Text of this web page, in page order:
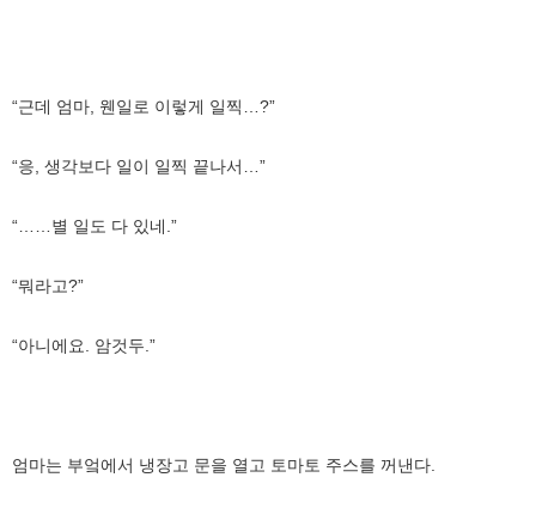
“근데 엄마, 웬일로 이렇게 일찍…?”
“응, 생각보다 일이 일찍 끝나서…”
“……별 일도 다 있네.”
“뭐라고?”
“아니에요. 암것두.”
엄마는 부엌에서 냉장고 문을 열고 토마토 주스를 꺼낸다.